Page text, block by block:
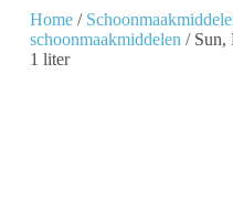
Home/
schoonmaakmiddelen / Sun,
1 liter